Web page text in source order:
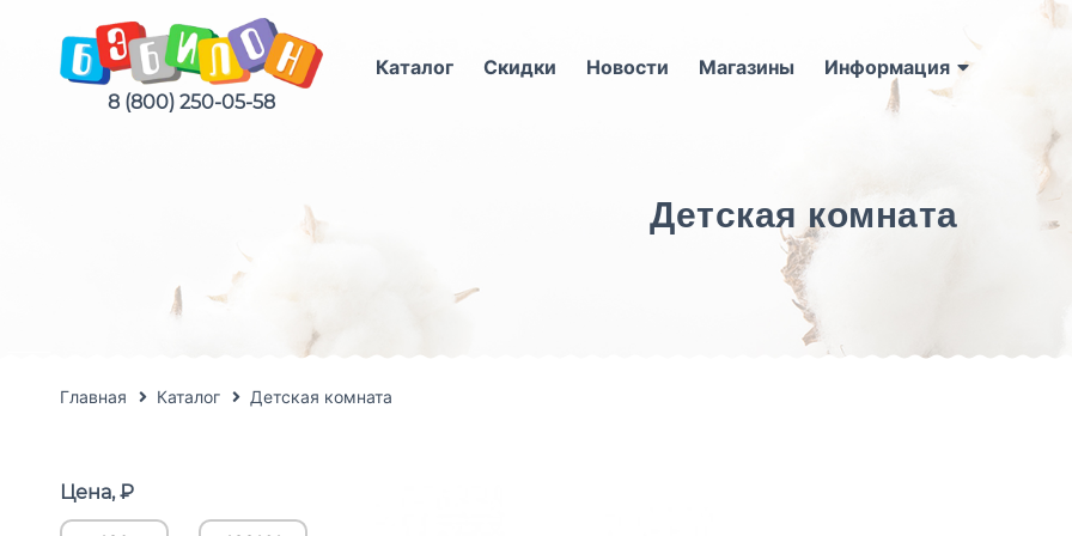
8 (800) 250-05-58
Каталог Скидки Новости Магазины Информация
Детская комната
Главная Каталог Детская комната
Цена, ₽